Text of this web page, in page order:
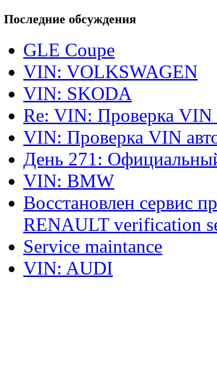
Последние обсуждения
GLE Coupe
VIN: VOLKSWAGEN
VIN: SKODA
Re: VIN: Проверка VIN
VIN: Проверка VIN
День 271:
VIN: BMW
Восстановлен сервис
RENAULT verification
Service maintance
VIN: AUDI